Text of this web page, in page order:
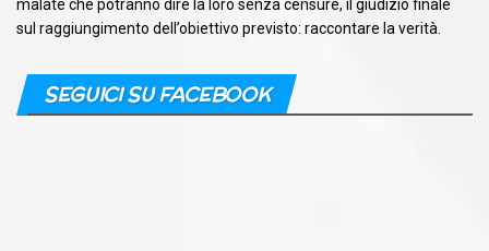
malate che potranno dire la loro senza censure, il giudizio finale
sul raggiungimento dell’obiettivo previsto: raccontare la verità.
SEGUICI SU FACEBOOK